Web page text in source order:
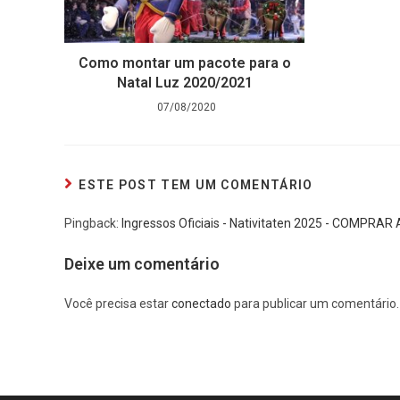
Como montar um pacote para o
Natal Luz 2020/2021
07/08/2020
ESTE POST TEM UM COMENTÁRIO
Pingback: Ingressos Oficiais - Nativitaten 2025 - COMPRAR
Deixe um comentário
Você precisa estarconectado para publicar um comentário.